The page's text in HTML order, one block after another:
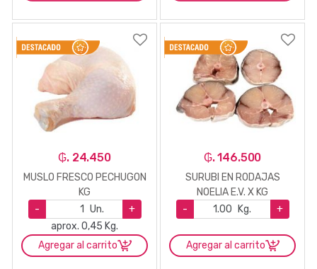
₲. 24.450
MUSLO FRESCO PECHUGON
KG
-
Un.
+
aprox. 0,45 Kg.
Agregar al carrito
₲. 146.500
SURUBI EN RODAJAS
NOELIA E.V. X KG
-
Kg. +
Agregar al carrito